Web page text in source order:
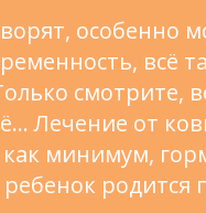
особенно
всё
смотрите,
Лечение от
как минимум,
родится